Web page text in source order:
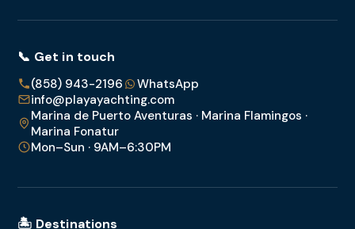
📞 Get in touch
(858) 943-2196
WhatsApp
info@playayachting.com
Marina de Puerto Aventuras · Marina Flamingos ·
Marina Fonatur
Mon–Sun · 9AM–6:30PM
🏝️ Destinations